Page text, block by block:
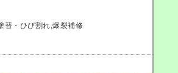
替・ひび割れ,爆裂補修